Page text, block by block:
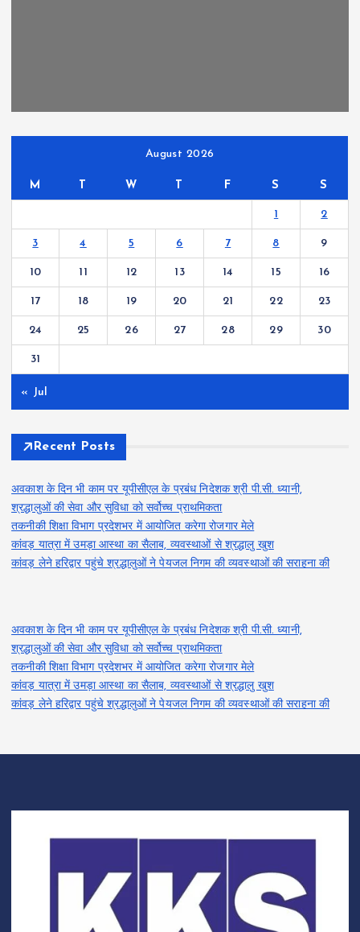
August 2026
M T W T F S S
1 2
3 4 5 6 7 8 9
10 11 12 13 14 15 16
17 18 19 20 21 22 23
24 25 26 27 28 29 30
31
« Jul
Recent Posts
अवकाश के दिन भी काम पर यूपीसीएल के प्रबंध निदेशक श्री पी.सी. ध्यानी,
श्रद्धालुओं की सेवा और सुविधा को सर्वोच्च प्राथमिकता
तकनीकी शिक्षा विभाग प्रदेशभर में आयोजित करेगा रोजगार मेले
कांवड़ यात्रा में उमड़ा आस्था का सैलाब, व्यवस्थाओं से श्रद्धालु खुश
कांवड़ लेने हरिद्वार पहुंचे श्रद्धालुओं ने पेयजल निगम की व्यवस्थाओं की सराहना की
अवकाश के दिन भी काम पर यूपीसीएल के प्रबंध निदेशक श्री पी.सी. ध्यानी,
श्रद्धालुओं की सेवा और सुविधा को सर्वोच्च प्राथमिकता
तकनीकी शिक्षा विभाग प्रदेशभर में आयोजित करेगा रोजगार मेले
कांवड़ यात्रा में उमड़ा आस्था का सैलाब, व्यवस्थाओं से श्रद्धालु खुश
कांवड़ लेने हरिद्वार पहुंचे श्रद्धालुओं ने पेयजल निगम की व्यवस्थाओं की सराहना की